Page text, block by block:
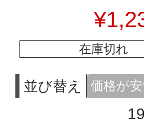
¥
在庫切れ
並び替え 価格が
19